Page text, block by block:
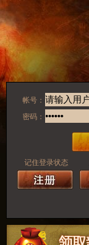
帐号：
密码：
记住登录状态